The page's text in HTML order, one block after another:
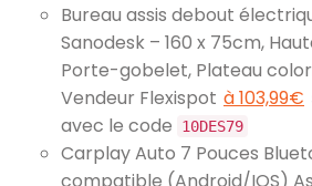
Bureau assis debout
Sanodesk – 160 x 75cm,
Porte-gobelet, Plateau
Vendeur Flexispot à 103,99€
avec le code
10DES79
Carplay Auto 7 Pouces